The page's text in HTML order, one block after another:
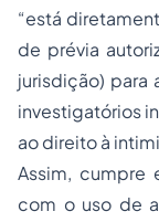
“está
de prévia
jurisdição)
investigatórios
ao direito à
Assim, cumpre
com o uso de